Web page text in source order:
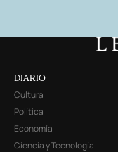
DIARIO
Cultura
Política
Economía
Ciencia y Tecnología